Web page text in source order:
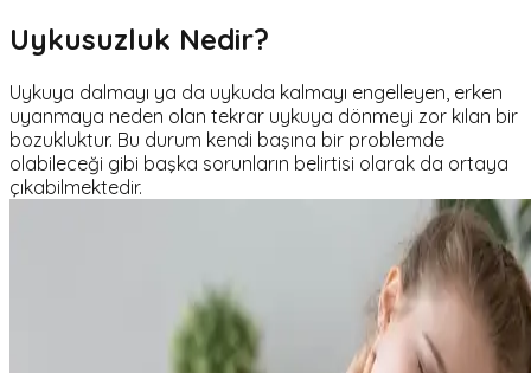
Uykusuzluk Nedir?
Uykuya dalmayı ya da uykuda kalmayı engelleyen, erken
uyanmaya neden olan tekrar uykuya dönmeyi zor kılan bir
bozukluktur. Bu durum kendi başına bir problemde
olabileceği gibi başka sorunların belirtisi olarak da ortaya
çıkabilmektedir.